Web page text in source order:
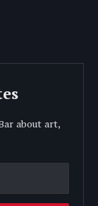
about art,